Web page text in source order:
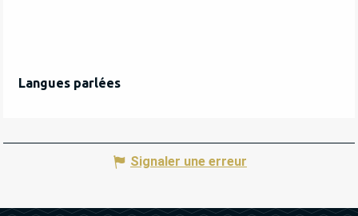
Langues parlées
Langues parlées
Signaler une erreur